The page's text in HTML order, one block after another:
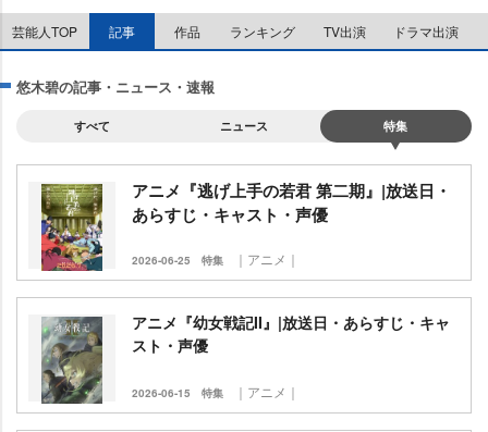
芸能人TOP 記事 作品 ランキング TV出演 ドラマ出演
悠木碧の記事・ニュース・速報
すべて ニュース 特集
アニメ『逃げ上手の若君 第二期』|放送日・
あらすじ・キャスト・声優
2026-06-25 特集 ｜アニメ｜
アニメ『幼女戦記II』|放送日・あらすじ・キャ
スト・声優
2026-06-15 特集 ｜アニメ｜